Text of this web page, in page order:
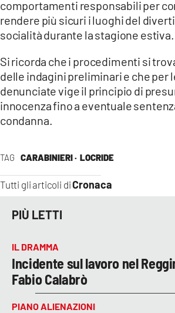
TAG CARABINIERI · LOCRIDE
Tutti gli articoli diCronaca
comportamenti responsabili per
rendere più sicuri i luoghi del
socialità durante la stagione estiva.
Si ricorda che i procedimenti si
delle indagini preliminari e che per
denunciate vige il principio di
innocenza fino a eventuale
condanna.
PIÙ LETTI
IL DRAMMA
Incidente sul lavoro nel
Fabio Calabrò
PIANO ALIENAZIONI